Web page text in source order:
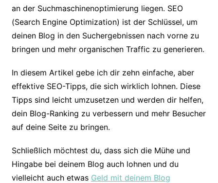
an der Suchmaschinenoptimierung liegen. SEO
(Search Engine Optimization) ist der Schlüssel, um
deinen Blog in den Suchergebnissen nach vorne zu
bringen und mehr organischen Traffic zu generieren.
In diesem Artikel gebe ich dir zehn einfache, aber
effektive SEO-Tipps, die sich wirklich lohnen. Diese
Tipps sind leicht umzusetzen und werden dir helfen,
dein Blog-Ranking zu verbessern und mehr Besucher
auf deine Seite zu bringen.
Schließlich möchtest du, dass sich die Mühe und
Hingabe bei deinem Blog auch lohnen und du
vielleicht auch etwas Geld mit deinem Blog